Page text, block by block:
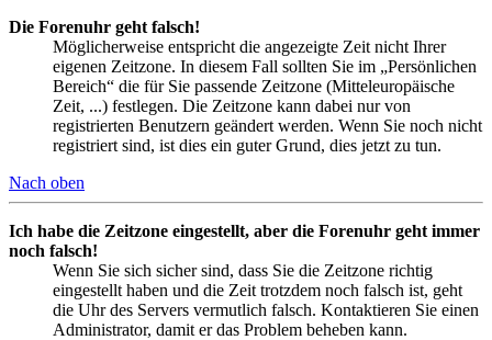
Die Forenuhr geht falsch!
Möglicherweise entspricht die angezeigte Zeit nicht Ihrer
eigenen Zeitzone. In diesem Fall sollten Sie im „Persönlichen
Bereich“ die für Sie passende Zeitzone (Mitteleuropäische
Zeit, ...) festlegen. Die Zeitzone kann dabei nur von
registrierten Benutzern geändert werden. Wenn Sie noch nicht
registriert sind, ist dies ein guter Grund, dies jetzt zu tun.
Nach oben
Ich habe die Zeitzone eingestellt, aber die Forenuhr geht immer
noch falsch!
Wenn Sie sich sicher sind, dass Sie die Zeitzone richtig
eingestellt haben und die Zeit trotzdem noch falsch ist, geht
die Uhr des Servers vermutlich falsch. Kontaktieren Sie einen
Administrator, damit er das Problem beheben kann.